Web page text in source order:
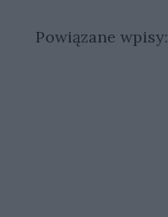
Powiązane wpisy: